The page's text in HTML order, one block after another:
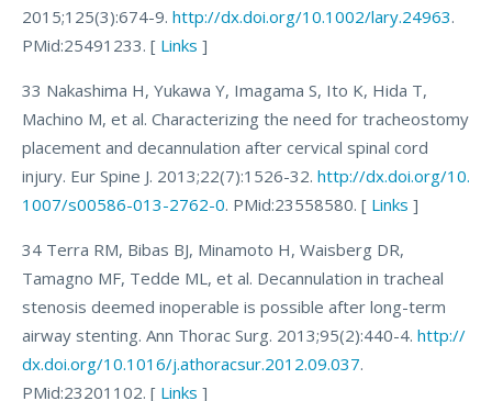
2015;125(3):674-9. http://dx.doi.org/10.1002/lary.24963.
PMid:25491233. [ Links ]
33 Nakashima H, Yukawa Y, Imagama S, Ito K, Hida T,
Machino M, et al. Characterizing the need for tracheostomy
placement and decannulation after cervical spinal cord
injury. Eur Spine J. 2013;22(7):1526-32. http://dx.doi.org/10.
1007/s00586-013-2762-0. PMid:23558580. [ Links ]
34 Terra RM, Bibas BJ, Minamoto H, Waisberg DR,
Tamagno MF, Tedde ML, et al. Decannulation in tracheal
stenosis deemed inoperable is possible after long-term
airway stenting. Ann Thorac Surg. 2013;95(2):440-4. http://
dx.doi.org/10.1016/j.athoracsur.2012.09.037.
PMid:23201102. [ Links ]